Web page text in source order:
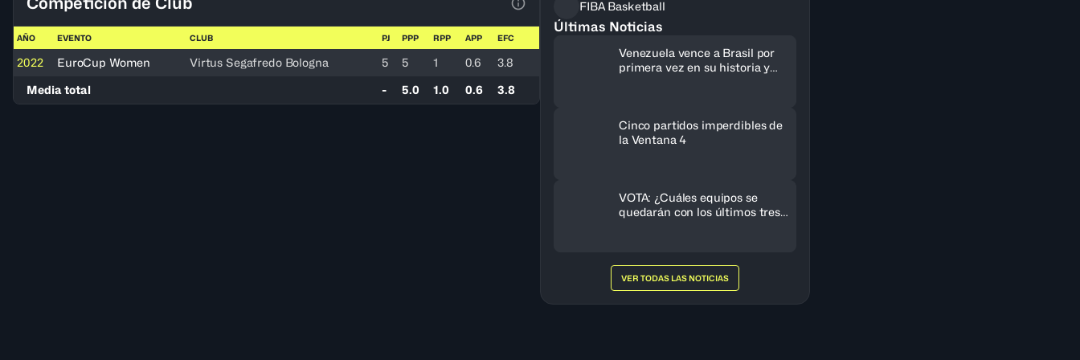
Ver la leyenda
AÑO EVENTO CLUB PJ PPP RPP APP EFC
2022 EuroCup Women Virtus Segafredo Bologna 5 5 1 0.6
3.8
Media total
- 5.0 1.0 0.6 3.8
FIBA Basketball
Últimas Noticias
Venezuela vence a Brasil por
primera vez en su historia y
Cinco partidos imperdibles de
la Ventana 4
VOTA: ¿Cuáles equipos se
quedarán con los últimos tres
VER TODAS LAS NOTICIAS